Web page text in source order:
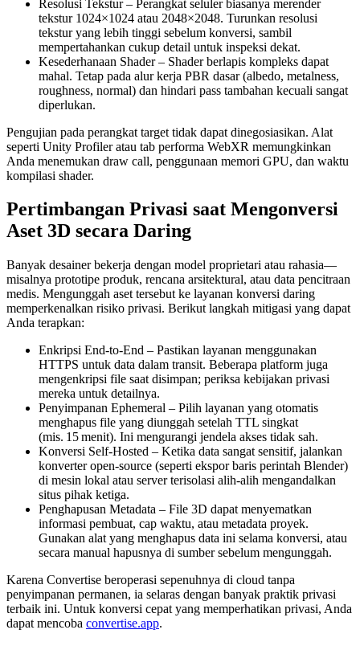
Resolusi Tekstur– Perangkat seluler biasanya merender
tekstur 1024×1024 atau 2048×2048. Turunkan resolusi
tekstur yang lebih tinggi sebelum konversi, sambil
mempertahankan cukup detail untuk inspeksi dekat.
Kesederhanaan Shader– Shader berlapis kompleks dapat
mahal. Tetap pada alur kerja PBR dasar (albedo, metalness,
roughness, normal) dan hindari pass tambahan kecuali sangat
diperlukan.
Pengujian pada perangkat target tidak dapat dinegosiasikan. Alat
seperti Unity Profiler atau tab performa WebXR memungkinkan
Anda menemukan draw call, penggunaan memori GPU, dan waktu
kompilasi shader.
Pertimbangan Privasi saat Mengonversi
Aset 3D secara Daring
Banyak desainer bekerja dengan model proprietari atau rahasia—
misalnya prototipe produk, rencana arsitektural, atau data pencitraan
medis. Mengunggah aset tersebut ke layanan konversi daring
memperkenalkan risiko privasi. Berikut langkah mitigasi yang dapat
Anda terapkan:
Enkripsi End‑to‑End – Pastikan layanan menggunakan
HTTPS untuk data dalam transit. Beberapa platform juga
mengenkripsi file saat disimpan; periksa kebijakan privasi
mereka untuk detailnya.
Penyimpanan Ephemeral – Pilih layanan yang otomatis
menghapus file yang diunggah setelah TTL singkat
(mis. 15 menit). Ini mengurangi jendela akses tidak sah.
Konversi Self‑Hosted – Ketika data sangat sensitif, jalankan
konverter open‑source (seperti ekspor baris perintah Blender)
di mesin lokal atau server terisolasi alih‑alih mengandalkan
situs pihak ketiga.
Penghapusan Metadata – File 3D dapat menyematkan
informasi pembuat, cap waktu, atau metadata proyek.
Gunakan alat yang menghapus data ini selama konversi, atau
secara manual hapusnya di sumber sebelum mengunggah.
Karena Convertise beroperasi sepenuhnya di cloud tanpa
penyimpanan permanen, ia selaras dengan banyak praktik privasi
terbaik ini. Untuk konversi cepat yang memperhatikan privasi, Anda
dapat mencoba convertise.app.